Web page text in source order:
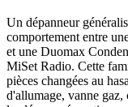
Un dépanneur
comportement entre
et une Duomax
MiSet Radio. Cette
pièces changées au
d'allumage, vanne